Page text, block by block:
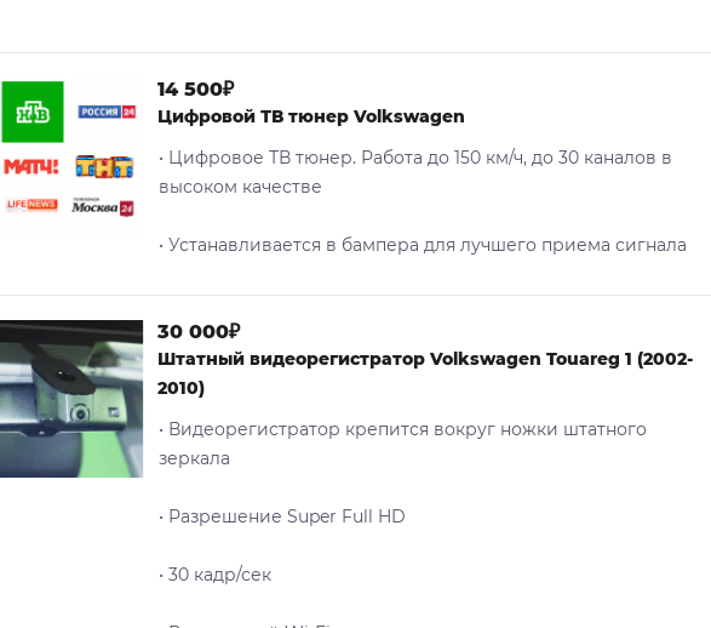
14 500₽
Цифровой ТВ тюнер Volkswagen
• Цифровое ТВ тюнер. Работа до 150 км/ч, до 30 каналов в
высоком качестве
• Устанавливается в бампера для лучшего приема сигнала
30 000₽
Штатный видеорегистратор Volkswagen Touareg 1 (2002-
2010)
• Видеорегистратор крепится вокруг ножки штатного
зеркала
• Разрешение Super Full HD
• 30 кадр/сек